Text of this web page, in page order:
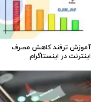
آموزش ترفند کاهش مصرف
اینترنت در اینستاگرام